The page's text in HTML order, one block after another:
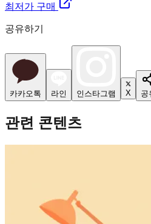
최저가 구매
공유하기
카카오톡 라인 인스타그램 X 공
관련 콘텐츠